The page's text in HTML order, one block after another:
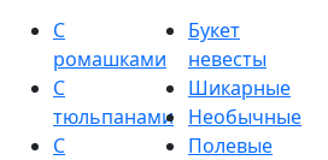
С
ромашками
С
тюльпанами
С
Букет
невесты
Шикарные
Необычные
Полевые